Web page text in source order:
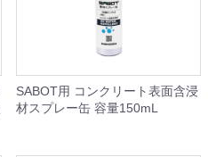
SABOT用 コンクリート表面含浸
材スプレー缶 容量150mL